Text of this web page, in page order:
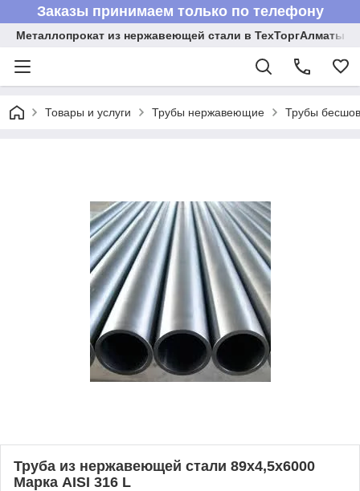
Заказы принимаем только по телефону
Металлопрокат из нержавеющей стали в ТехТоргАлматы
Товары и услуги Трубы нержавеющие Трубы
Труба из нержавеющей стали 89х4,5х6000
Марка AISI 316 L